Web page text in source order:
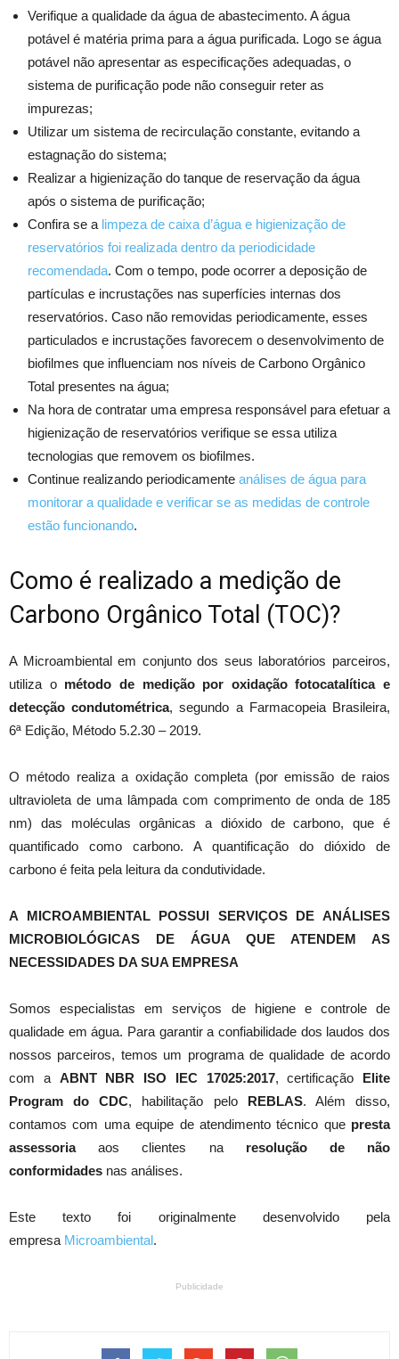
Verifique a qualidade da água de abastecimento. A água
potável é matéria prima para a água purificada. Logo se água
potável não apresentar as especificações adequadas, o
sistema de purificação pode não conseguir reter as
impurezas;
Utilizar um sistema de recirculação constante, evitando a
estagnação do sistema;
Realizar a higienização do tanque de reservação da água
após o sistema de purificação;
Confira se a limpeza de caixa d’água e higienização de
reservatórios foi realizada dentro da periodicidade
recomendada. Com o tempo, pode ocorrer a deposição de
partículas e incrustações nas superfícies internas dos
reservatórios. Caso não removidas periodicamente, esses
particulados e incrustações favorecem o desenvolvimento de
biofilmes que influenciam nos níveis de Carbono Orgânico
Total presentes na água;
Na hora de contratar uma empresa responsável para efetuar a
higienização de reservatórios verifique se essa utiliza
tecnologias que removem os biofilmes.
Continue realizando periodicamente análises de água para
monitorar a qualidade e verificar se as medidas de controle
estão funcionando.
Como é realizado a medição de
Carbono Orgânico Total (TOC)?
A Microambiental em conjunto dos seus laboratórios parceiros,
utiliza o método de medição por oxidação fotocatalítica e
detecção condutométrica, segundo a Farmacopeia Brasileira,
6ª Edição, Método 5.2.30 – 2019.
O método realiza a oxidação completa (por emissão de raios
ultravioleta de uma lâmpada com comprimento de onda de 185
nm) das moléculas orgânicas a dióxido de carbono, que é
quantificado como carbono. A quantificação do dióxido de
carbono é feita pela leitura da condutividade.
A MICROAMBIENTAL POSSUI SERVIÇOS DE ANÁLISES
MICROBIOLÓGICAS DE ÁGUA QUE ATENDEM AS
NECESSIDADES DA SUA EMPRESA
Somos especialistas em serviços de higiene e controle de
qualidade em água. Para garantir a confiabilidade dos laudos dos
nossos parceiros, temos um programa de qualidade de acordo
com a ABNT NBR ISO IEC 17025:2017, certificação
Elite
Program do CDC, habilitação pelo REBLAS. Além disso,
contamos com uma equipe de atendimento técnico quepresta
assessoriaaos clientes na resolução de não
conformidades nas análises.
Este texto foi originalmente desenvolvido pela
empresa Microambiental.
Publicidade